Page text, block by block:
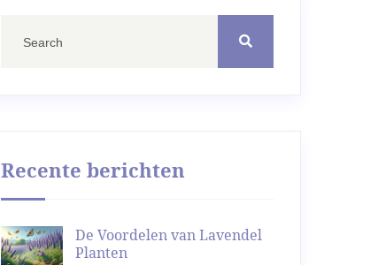
Recente berichten
De Voordelen van Lavendel
Planten